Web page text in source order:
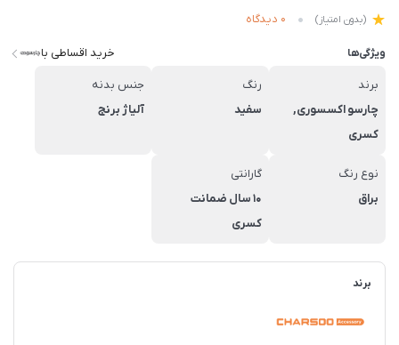
(بدون امتیاز) 0 دیدگاه
ویژگی‌ها خرید اقساطی با
برند
چارسو اکسسوری,
کسری
رنگ
سفید
جنس بدنه
آلیاژ برنج
نوع رنگ
براق
گارانتی
10 سال ضمانت
کسری
برند